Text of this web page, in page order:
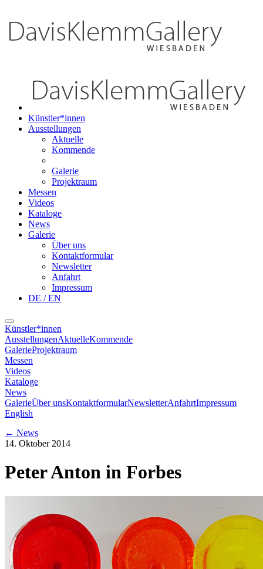
Künstler*innen
Ausstellungen
Aktuelle
Kommende
Galerie
Projektraum
Messen
Videos
Kataloge
News
Galerie
Über uns
Kontaktformular
Newsletter
Anfahrt
Impressum
DE / EN
Künstler*innen
AusstellungenAktuelleKommende
GalerieProjektraum
Messen
Videos
Kataloge
News
GalerieÜber unsKontaktformularNewsletterAnfahrtImpressum
English
← News
14. Oktober 2014
Peter Anton in Forbes